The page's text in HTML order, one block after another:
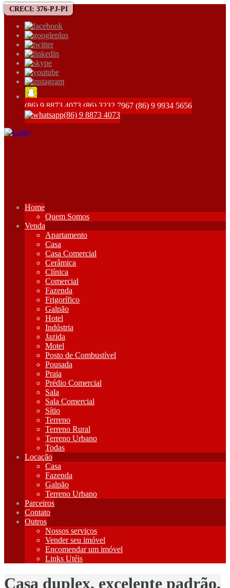
CRECI: 376-PJ-PI
(86) 9 8873 4073 (86) 3232 7967 (86) 9 9934 5656
(86) 9 8873 4073
Home
Quem Somos
Venda
Apartamento
Casa
Casa Comercial
Cerâmica
Clínica
Comercial
Fazenda
Frigorífico
Galpão
Hotel
Indústria
Jazida
Motel
Posto de Combustível
Pousada
Praia
Prédio Comercial
Sala
Sala Comercial
Sítio
Terreno
Terreno Rural
Terreno Urbano
Todas
Locação
Casa
Fazenda
Galpão
Terreno Urbano
Parceiros
Contato
Outros
Nossos serviços
Vender seu imóvel
Encomendar um imóvel
Links Utéis
Casa duplex, excelente padrão,